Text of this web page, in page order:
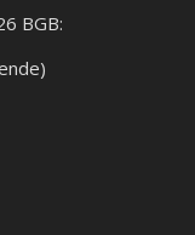
BGB: